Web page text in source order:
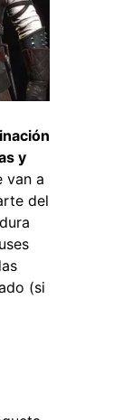
y
van a
del
(si